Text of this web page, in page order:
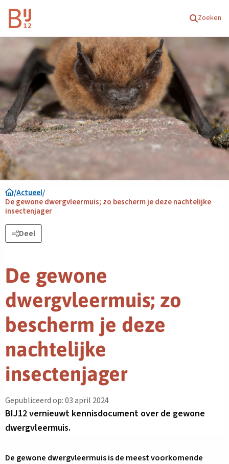
Homepagina Zoeken
/Actueel/
De gewone dwergvleermuis; zo bescherm je deze nachtelijke
insectenjager
Deel
De gewone
dwergvleermuis; zo
bescherm je deze
nachtelijke
insectenjager
Gepubliceerd op: 03 april 2024
BIJ12 vernieuwt kennisdocument over de gewone
dwergvleermuis.
De gewone dwergvleermuis is de meest voorkomende